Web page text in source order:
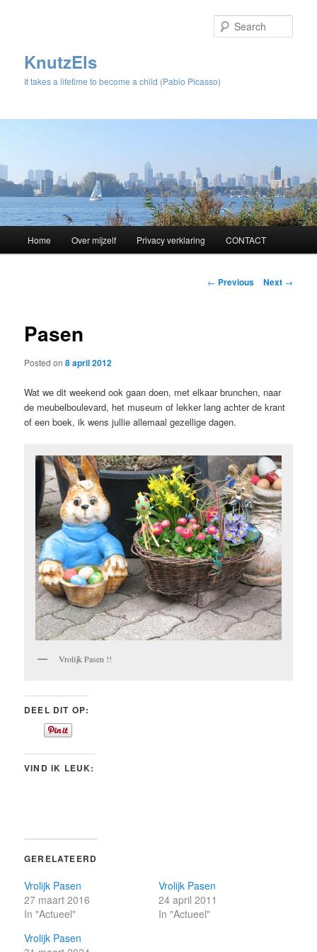
KnutzEls
It takes a lifetime to become a child (Pablo Picasso)
Skip
content
Home Over mijzelf Privacy verklaring CONTACT
Post
← Previous Next →
Pasen
Posted on8 april 2012
Wat we dit weekend ook gaan doen, met elkaar brunchen, naar
de meubelboulevard, het museum of lekker lang achter de krant
of een boek, ik wens jullie allemaal gezellige dagen.
Vrolijk Pasen !!
DEEL DIT OP:
VIND IK LEUK:
GERELATEERD
Vrolijk Pasen
27 maart 2016
In "Actueel"
Vrolijk Pasen
24 april 2011
In "Actueel"
Vrolijk Pasen